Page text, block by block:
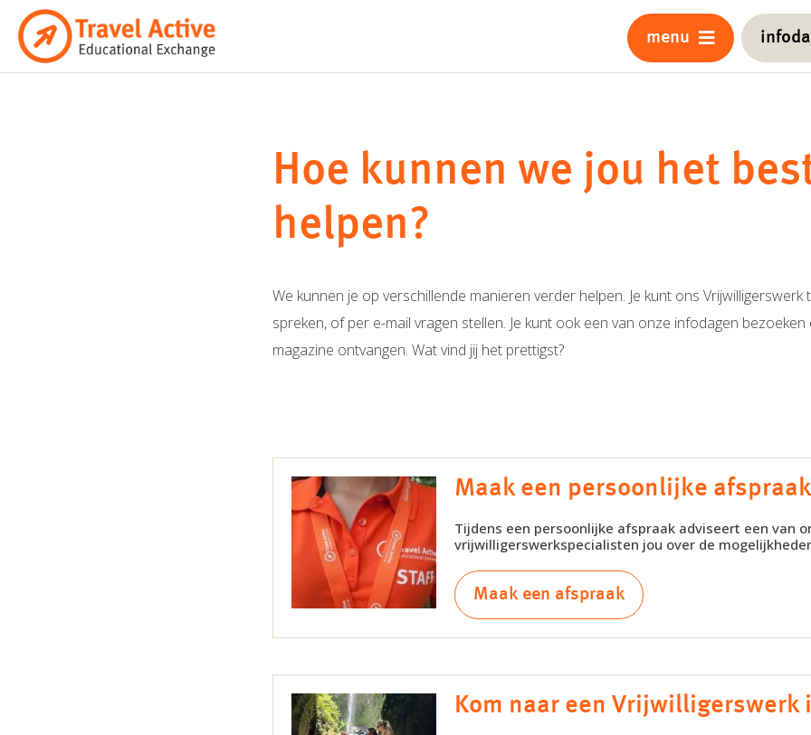
naar
menu
Hoe kunnen we jou het
helpen?
We kunnen je op verschillende manieren verder helpen. Je kunt ons Vrijwilligerswerk
spreken, of per e-mail vragen stellen. Je kunt ook een van onze infodagen
magazine ontvangen. Wat vind jij het prettigst?
Maak een persoonlijke afspraak
Tijdens een persoonlijke afspraak adviseert een van
vrijwilligerswerkspecialisten jou over de
Maak een afspraak
Kom naar een Vrijwilligerswerk